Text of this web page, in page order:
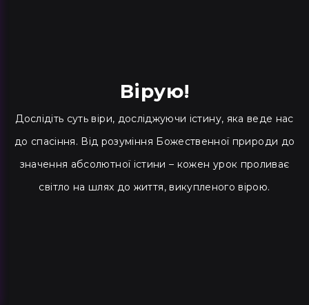
Вірую!
Дослідіть суть віри, досліджуючи істину, яка веде нас
до спасіння. Від розуміння Божественної природи до
значення абсолютної істини – кожен урок проливає
світло на шлях до життя, викупленого вірою.